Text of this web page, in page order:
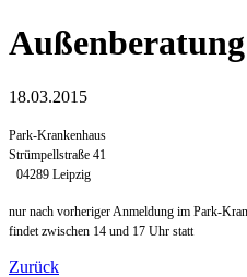
18.03.2015
Park-Krankenhaus
Strümpellstraße 41
04289 Leipzig
nur nach vorheriger Anmeldung im Park-
findet zwischen 14 und 17 Uhr statt
Zurück